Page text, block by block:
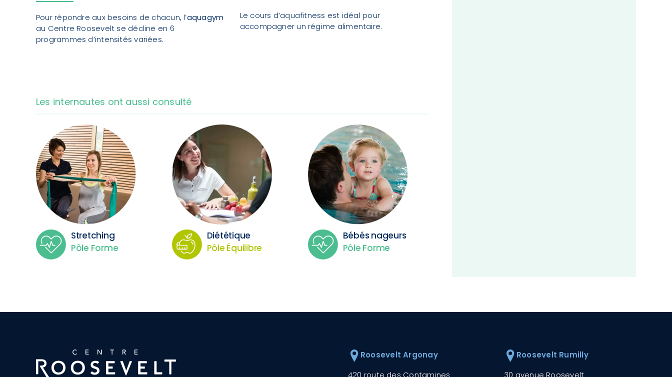
Pour répondre aux besoins de chacun, l’aquagym
au Centre Roosevelt se décline en 6
programmes d’intensités variées.
Le cours d’aquafitness est idéal pour
accompagner un régime alimentaire.
Les internautes ont aussi consulté
Stretching
Pôle Forme
Diététique
Pôle Équilibre
Bébés nageurs
Pôle Forme
Roosevelt Argonay
420 route des Contamines
Roosevelt Rumilly
30 avenue Roosevelt